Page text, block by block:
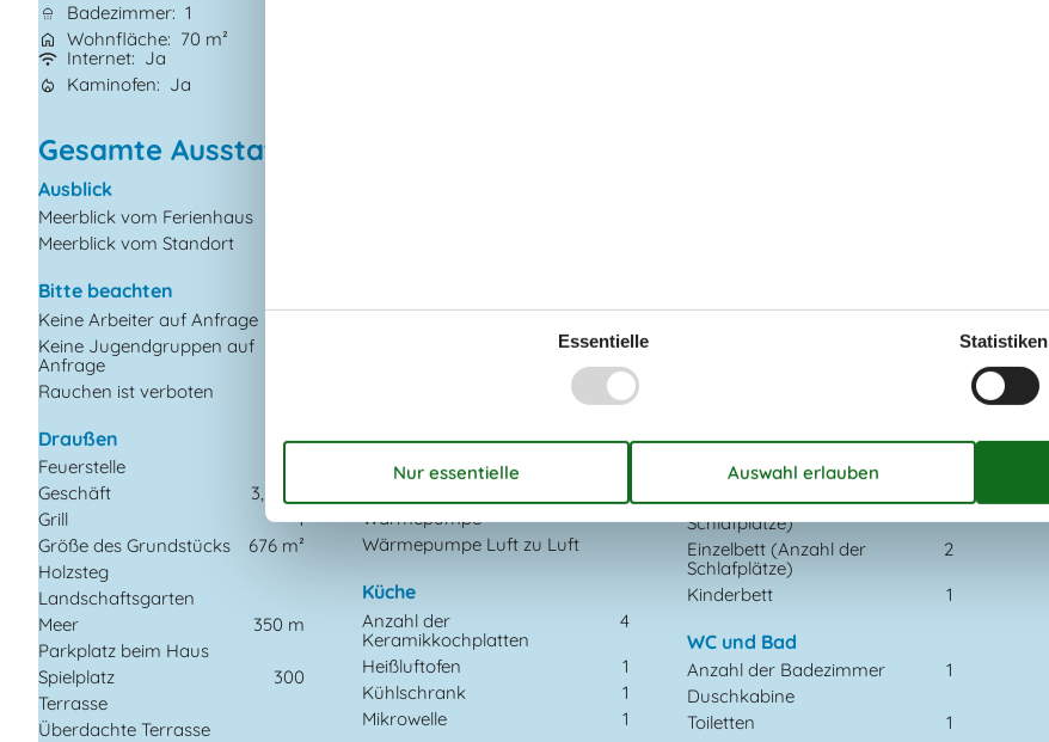
Badezimmer 1
Wohnfläche
70 m²
Internet
Ja
Kaminofen
Ja
Gesamte Ausstattung
Ausblick
Meerblick vom Ferienhaus
Meerblick vom Standort
Bitte beachten
Keine Arbeiter auf Anfrage
Keine Jugendgruppen auf
Anfrage
Rauchen ist verboten
Draußen
Feuerstelle
Geschäft
3,3 km
Grill
1
Größe des Grundstücks
676 m²
Holzsteg
Landschaftsgarten
Meer
350 m
Parkplatz beim Haus
Spielplatz
300
Terrasse
Überdachte Terrasse
Bebaute Fläche
70 m²
30
Hochstuhl
1
Holzofen
Wärmepumpe
Wärmepumpe Luft zu Luft
Küche
Anzahl der
Keramikkochplatten
4
Heißluftofen
1
Kühlschrank
1
Mikrowelle
1
Schlafverhältnisse
Anzahl der Schlafzimmer
Doppelbett (Anzahl der
Schlafplätze)
4
Einzelbett (Anzahl der
Schlafplätze)
2
Kinderbett
1
WC und Bad
Anzahl der Badezimmer
1
Duschkabine
Toiletten
1
Essentielle Statistiken